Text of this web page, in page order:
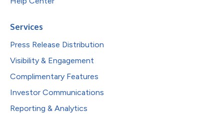
Services
Press Release Distribution
Visibility & Engagement
Complimentary Features
Investor Communications
Reporting & Analytics